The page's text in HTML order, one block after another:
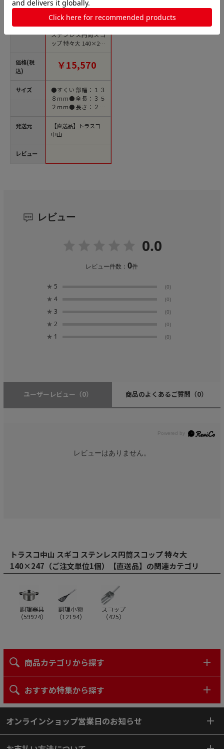
商品名
価格(税
込)
サイズ
発送元
レビュー
トラスコ中山 スギコ
ステンレス円筒スコ
ップ 特々大 140×247
（ご注文単位1個）
￥15,570
●すくい部幅：１３
８ｍｍ●全長：３５
２ｍｍ●長さ：２４
４ｍｍ●幅：３４４
ｍｍ
【直送品】トラスコ
中山
レビュー
0.0
レビュー件数：0件
★ 5 (0)
★ 4 (0)
★ 3 (0)
★ 2 (0)
★ 1 (0)
ユーザーレビュー （0） 商品のよくあるご質問 （0）
レビューはありません。
トラスコ中山 スギコ ステンレス円筒スコップ 特々大
140×247（ご注文単位1個）【直送品】の関連カテゴリ
調理器具
（59924）
調理小物
（12194）
スコップ
（425）
商品カテゴリから探す
おすすめ特集から探す
オンラインショップ営業日のお知らせ